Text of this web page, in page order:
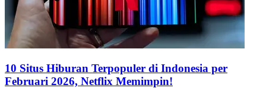
10 Situs Hiburan Terpopuler di Indonesia per
Februari 2026, Netflix Memimpin!